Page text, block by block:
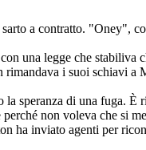
a contratto. "Oney",
una legge che stabiliva
i suoi schiavi a
speranza di una fuga. È
non voleva che si
ha inviato agenti per